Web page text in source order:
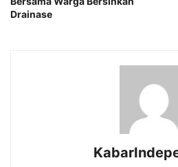
Drainase